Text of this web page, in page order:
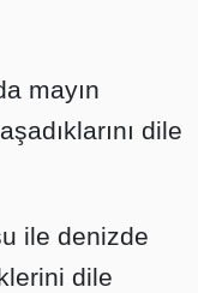
mayın
dile
ile denizde
dile